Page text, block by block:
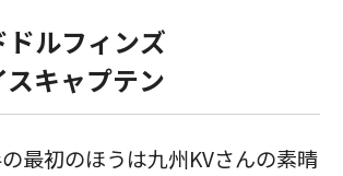
ドルフィンズ
キャプテン
の最初のほうは九州KVさんの素晴